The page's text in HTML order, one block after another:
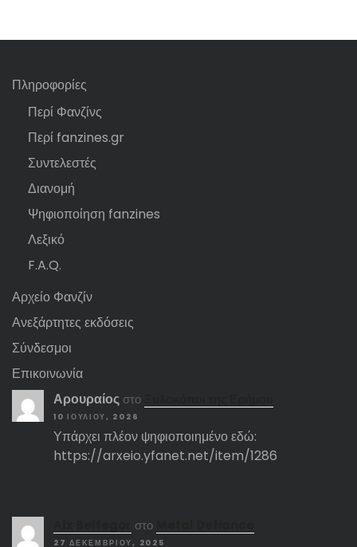
Πληροφορίες
Περί Φανζίνς
Περί fanzines.gr
Συντελεστές
Διανομή
Ψηφιοποίηση fanzines
Λεξικό
F.A.Q.
Αρχείο Φανζίν
Ανεξάρτητες εκδόσεις
Σύνδεσμοι
Επικοινωνία
Αρουραίος στο
10 ΙΟΥΛΊΟΥ, 2026
Υπάρχει πλέον ψηφιοποιημένο εδώ:
https://arxeio.yfanet.net/item/1286
στο
27 ΔΕΚΕΜΒΡΊΟΥ, 2025